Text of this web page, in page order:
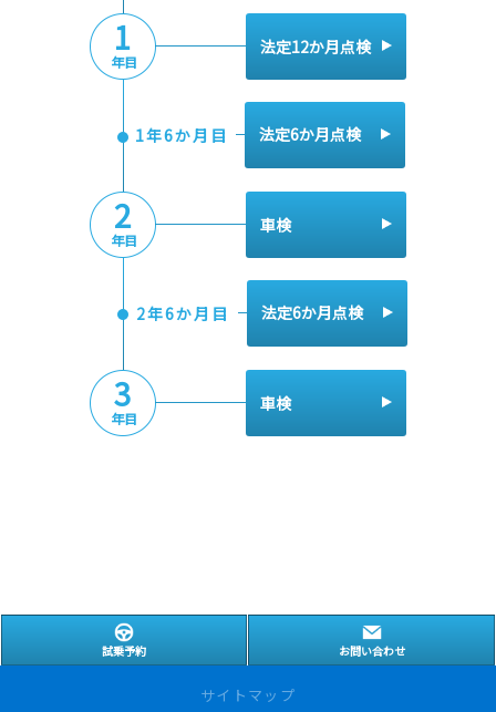
1
年目
法定12か月点検
1年6か月目 法定6か月点検
2
年目
車検
2年6か月目 法定6か月点検
3
年目
車検
試乗予約 お問い合わせ
サイトマップ